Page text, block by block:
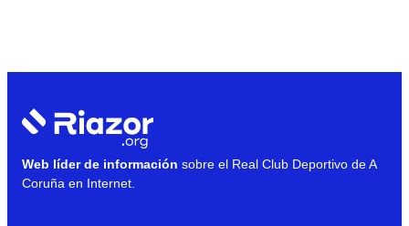
Web líder de información sobre el Real Club Deportivo de A
Coruña en Internet.